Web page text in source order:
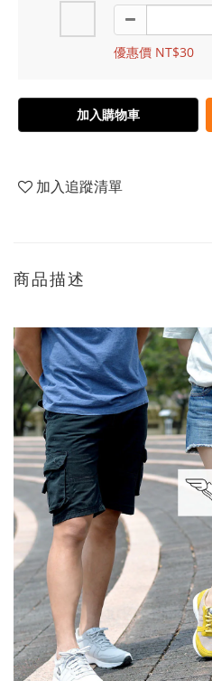
優惠價 NT$30
加入購物車
加入追蹤清單
商品描述